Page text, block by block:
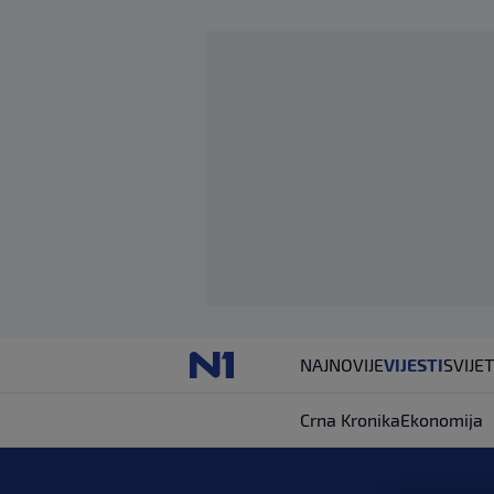
NAJNOVIJEVIJESTISVIJET
Crna KronikaEkonomija